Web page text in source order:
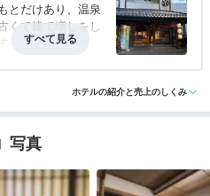
とだけあり、温泉
くて建て増しをし
が、文化財の旅館
それと夕食が、牛
物をもってこられ
ョンが下がりまし
3.5 接客対応 3.5 風呂 4.0
ホテルの紹介と売上のしくみ
写真